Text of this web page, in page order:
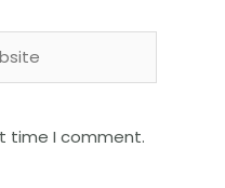
time I comment.